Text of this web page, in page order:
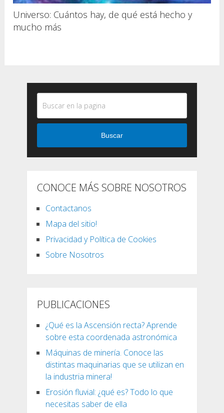
Universo: Cuántos hay, de qué está hecho y
mucho más
Buscar
CONOCE MÁS SOBRE NOSOTROS
Contactanos
Mapa del sitio!
Privacidad y Política de Cookies
Sobre Nosotros
PUBLICACIONES
¿Qué es la Ascensión recta? Aprende
sobre esta coordenada astronómica
Máquinas de minería. Conoce las
distintas maquinarias que se utilizan en
la industria minera!
Erosión fluvial: ¿qué es? Todo lo que
necesitas saber de ella